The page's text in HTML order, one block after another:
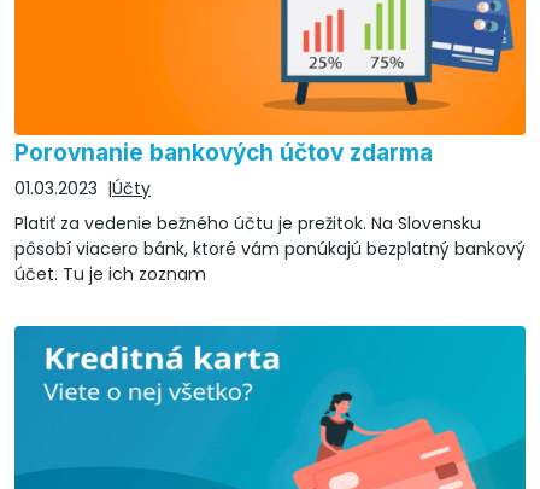
Porovnanie bankových účtov zdarma
01.03.2023
Účty
Platiť za vedenie bežného účtu je prežitok. Na Slovensku
pôsobí viacero bánk, ktoré vám ponúkajú bezplatný bankový
účet. Tu je ich zoznam